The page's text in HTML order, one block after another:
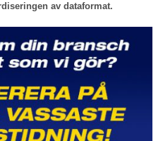
av dataformat.